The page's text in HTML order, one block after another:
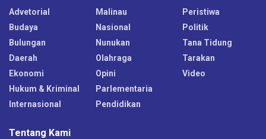
Advetorial
Budaya
Bulungan
Daerah
Ekonomi
Hukum & Kriminal
Internasional
Malinau
Nasional
Nunukan
Olahraga
Opini
Parlementaria
Pendidikan
Peristiwa
Politik
Tana Tidung
Tarakan
Video
Tentang Kami